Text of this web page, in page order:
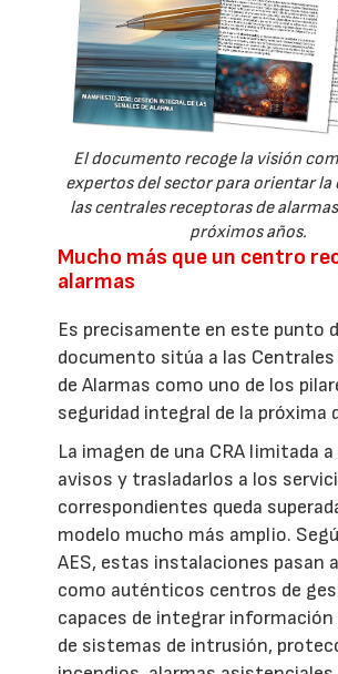
El documento recoge la visión
expertos del sector para orientar la
las centrales receptoras de
próximos años.
Mucho más que un centro
alarmas
Es precisamente en este punto
documento sitúa a las
de Alarmas como uno de los
seguridad integral de la próxima
La imagen de una CRA limitada
avisos y trasladarlos a los
correspondientes queda
modelo mucho más amplio.
AES, estas instalaciones pasan
como auténticos centros de
capaces de integrar
de sistemas de intrusión,